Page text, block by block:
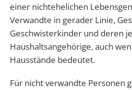
einer nichtehelichen
Verwandte in gerader Linie,
Geschwisterkinder und deren
Haushaltsangehörige, auch
Hausstände bedeutet.
Für nicht verwandte Personen